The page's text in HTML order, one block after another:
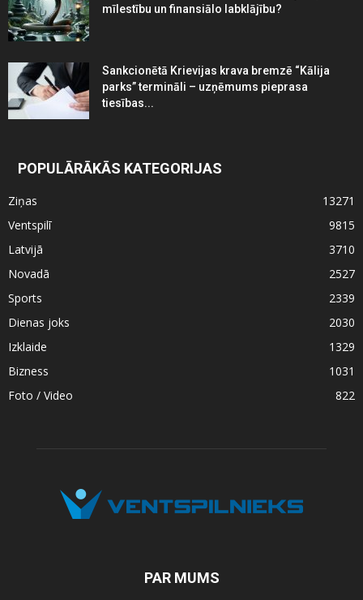
mīlestību un finansiālo labklājību?
Sankcionētā Krievijas krava bremzē “Kālija
parks” termināli – uzņēmums pieprasa
tiesības...
POPULĀRĀKĀS KATEGORIJAS
Ziņas
13271
Ventspilī
9815
Latvijā
3710
Novadā
2527
Sports
2339
Dienas joks
2030
Izklaide
1329
Bizness
1031
Foto / Video
822
PAR MUMS